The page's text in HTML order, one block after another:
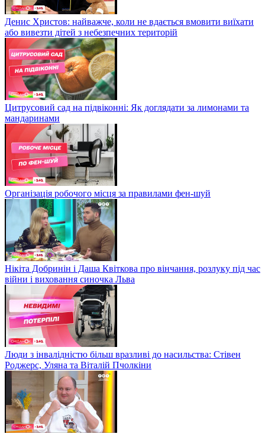
Денис Христов: найважче, коли не вдається вмовити виїхати
або вивезти дітей з небезпечних територій
Цитрусовий сад на підвіконні: Як доглядати за лимонами та
мандаринами
Організація робочого місця за правилами фен-шуй
Нікіта Добринін і Даша Квіткова про вінчання, розлуку під час
війни і виховання синочка Льва
Люди з інвалідністю більш вразливі до насильства: Стівен
Роджерс, Уляна та Віталій Пчолкіни